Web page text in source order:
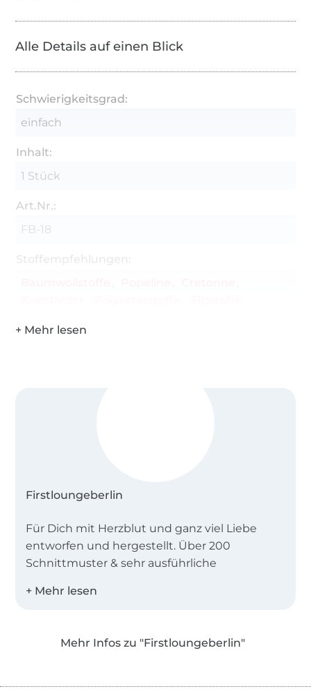
Alle Details auf einen Blick
Schwierigkeitsgrad:
einfach
Inhalt:
1 Stück
Art.Nr.:
FB-18
Stoffempfehlungen:
Firstloungeberlin
Für Dich mit Herzblut und ganz viel Liebe
entworfen und hergestellt. Über 200
Schnittmuster & sehr ausführliche
viel Spaß am Nähen haben und sich ein
inspirieren lassen möchten, ist unsere
Mehr Infos zu "Firstloungeberlin"